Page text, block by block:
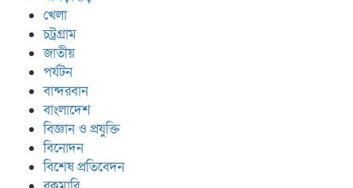
খেলা
চট্রগ্রাম
জাতীয়
পর্যটন
বান্দরবান
বাংলাদেশ
বিজ্ঞান ও প্রযুক্তি
বিনোদন
বিশেষ প্রতিবেদন